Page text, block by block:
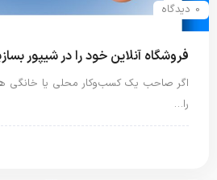
0 دیدگاه
فروشگاه آنلاین خود را در شیپور
اگر صاحب یک کسب‌وکار محلی یا خانگی
را…